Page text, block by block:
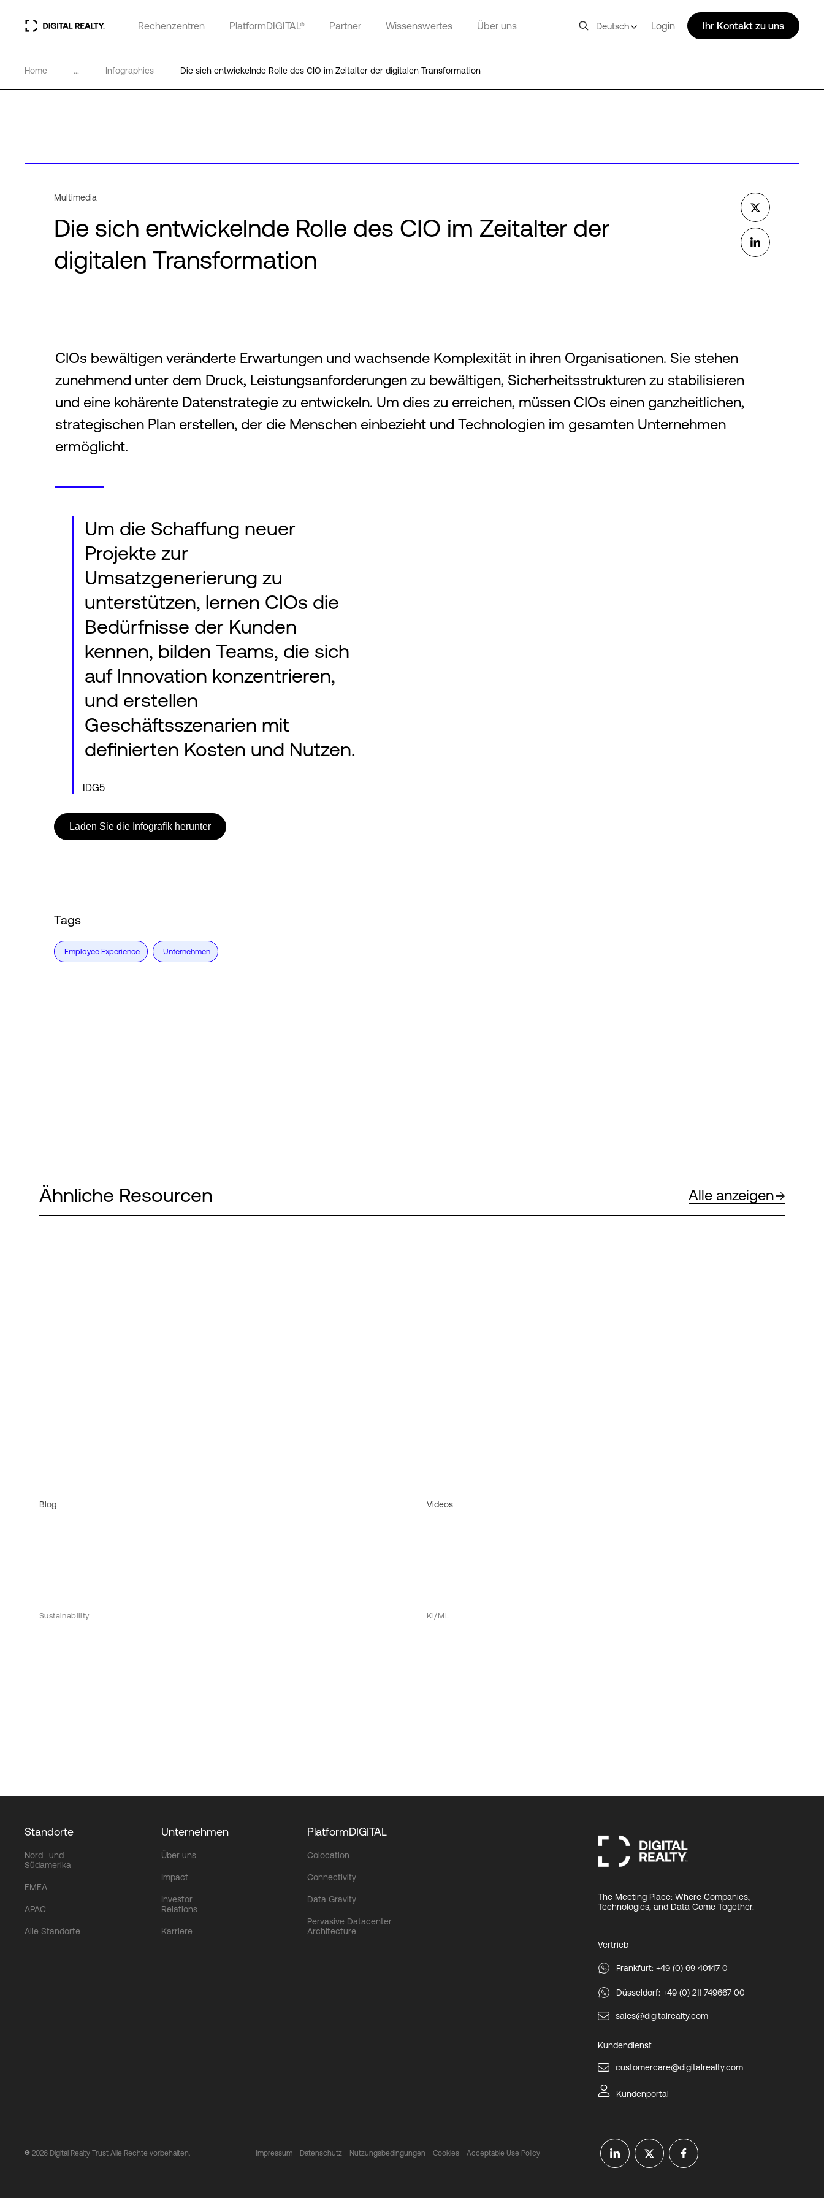
Rechenzentren PlatformDIGITAL® Partner Wissenswertes Über uns Deutsch Login Ihr Kontakt zu uns
Home ... Infographics Die sich entwickelnde Rolle des CIO im Zeitalter der digitalen Transformation
Multimedia
Die sich entwickelnde Rolle des CIO im Zeitalter der
digitalen Transformation
CIOs bewältigen veränderte Erwartungen und wachsende Komplexität in ihren Organisationen. Sie stehen
zunehmend unter dem Druck, Leistungsanforderungen zu bewältigen, Sicherheitsstrukturen zu stabilisieren
und eine kohärente Datenstrategie zu entwickeln. Um dies zu erreichen, müssen CIOs einen ganzheitlichen,
strategischen Plan erstellen, der die Menschen einbezieht und Technologien im gesamten Unternehmen
ermöglicht.
Um die Schaffung neuer
Projekte zur
Umsatzgenerierung zu
unterstützen, lernen CIOs die
Bedürfnisse der Kunden
kennen, bilden Teams, die sich
auf Innovation konzentrieren,
und erstellen
Geschäftsszenarien mit
definierten Kosten und Nutzen.
IDG5
Laden Sie die Infografik herunter
Tags
Employee Experience Unternehmen
Ähnliche Resourcen Alle anzeigen
Blog
Sustainability
Videos
KI/ML
Standorte
Nord- und
Südamerika
EMEA
APAC
Alle Standorte
Unternehmen
Über uns
Impact
Investor
Relations
Karriere
PlatformDIGITAL
Colocation
Connectivity
Data Gravity
Pervasive Datacenter
Architecture
The Meeting Place: Where Companies,
Technologies, and Data Come Together.
Vertrieb
Frankfurt: +49 (0) 69 40147 0
Düsseldorf: +49 (0) 211 749667 00
sales@digitalrealty.com
Kundendienst
customercare@digitalrealty.com
Kundenportal
2026 Digital Realty Trust Alle Rechte vorbehalten. Impressum Datenschutz Nutzungsbedingungen Cookies Acceptable Use Policy